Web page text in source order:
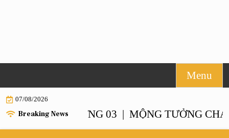
to
content
Menu
07/08/2026
Breaking News
– CHƯƠNG 03 | MỘNG TƯỞNG CHANH